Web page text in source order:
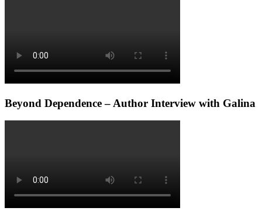
Beyond Dependence – Author Interview with Galina